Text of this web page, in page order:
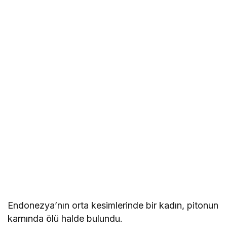
Endonezya’nın orta kesimlerinde bir kadın, pitonun
karnında ölü halde bulundu.